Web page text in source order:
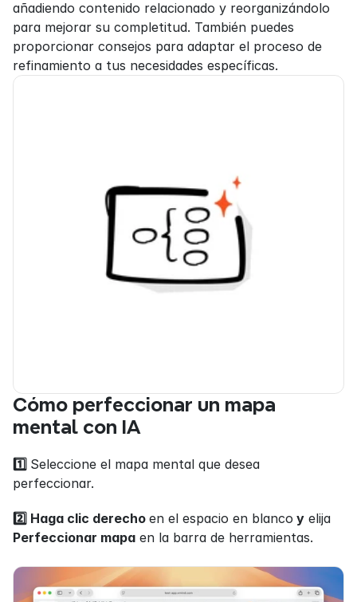
añadiendo contenido relacionado y reorganizándolo
para mejorar su completitud. También puedes
proporcionar consejos para adaptar el proceso de
refinamiento a tus necesidades específicas.
Cómo perfeccionar un mapa
mental con IA
1️⃣ Seleccione el mapa mental que desea
perfeccionar.
2️⃣ Haga clic derecho en el espacio en blanco y
Perfeccionar mapa en la barra de herramientas.